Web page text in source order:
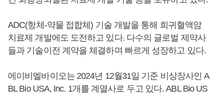
ADC(항체-약물 접합체) 기술 개발을 통해 희귀혈액암
치료제 개발에도 도전하고 있다. 다수의 글로벌 제약사
들과 기술이전 계약을 체결하며 빠르게 성장하고 있다.
에이비엘바이오는 2024년 12월31일 기준 비상장사인 A
BL Bio USA, Inc. 1개를 계열사로 두고 있다. ABL Bio US